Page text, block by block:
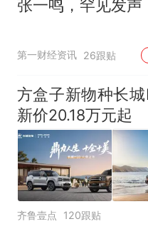
张一鸣，罕见发声
第一财经资讯 26跟贴
方盒子新物种长
新价20.18万元起
齐鲁壹点 120跟贴